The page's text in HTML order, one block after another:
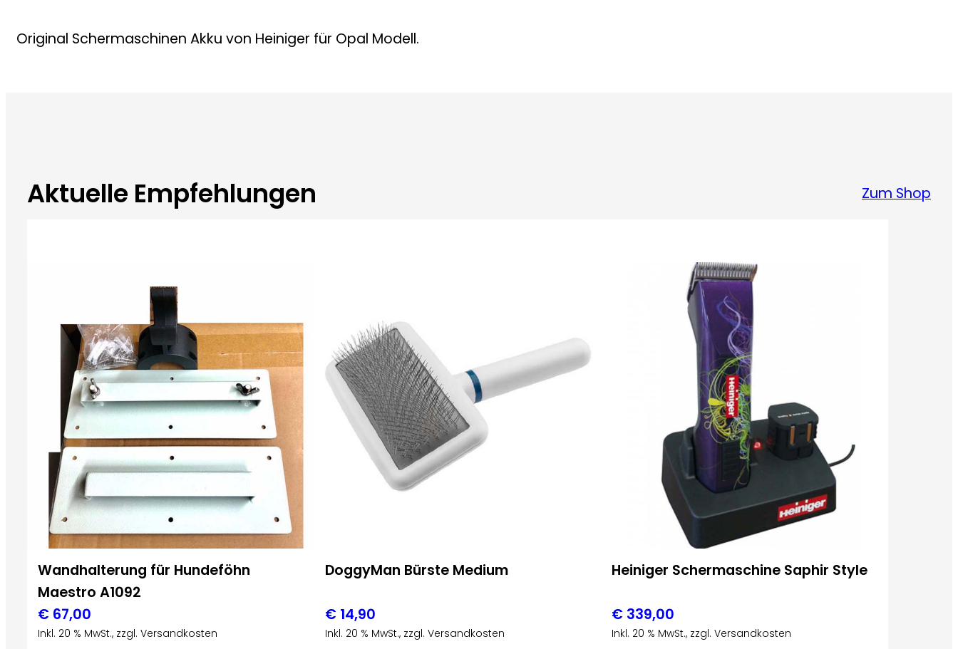
Original Schermaschinen Akku von Heiniger für Opal Modell.
Aktuelle Empfehlungen Zum Shop
Wandhalterung für Hundeföhn
Maestro A1092
€ 67,00
Inkl. 20 % MwSt., zzgl. Versandkosten
DoggyMan Bürste Medium
€ 14,90
Inkl. 20 % MwSt., zzgl. Versandkosten
Heiniger Schermaschine Saphir Style
€ 339,00
Inkl. 20 % MwSt., zzgl. Versandkosten